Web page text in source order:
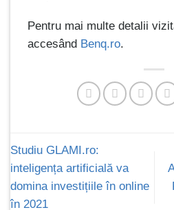
Pentru mai multe detalii
accesând Benq.ro.
Studiu GLAMI.ro:
inteligența artificială va
domina investițiile în online
în 2021